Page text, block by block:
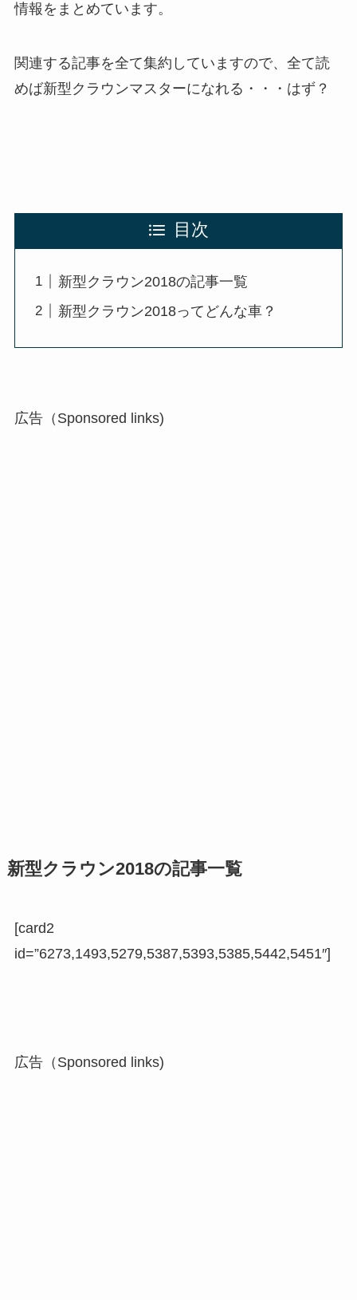
情報をまとめています。
関連する記事を全て集約していますので、全て読
めば新型クラウンマスターになれる・・・はず？
目次
新型クラウン2018の記事一覧
新型クラウン2018ってどんな車？
広告（Sponsored links)
新型クラウン2018の記事一覧
[card2
id=”6273,1493,5279,5387,5393,5385,5442,5451″]
広告（Sponsored links)